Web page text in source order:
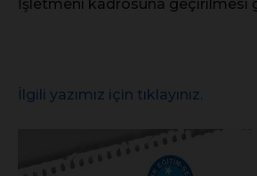
İşletmeni kadrosuna geçirilmesi
İlgili yazımız için tıklayınız.